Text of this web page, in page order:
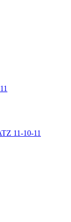
11-10-11